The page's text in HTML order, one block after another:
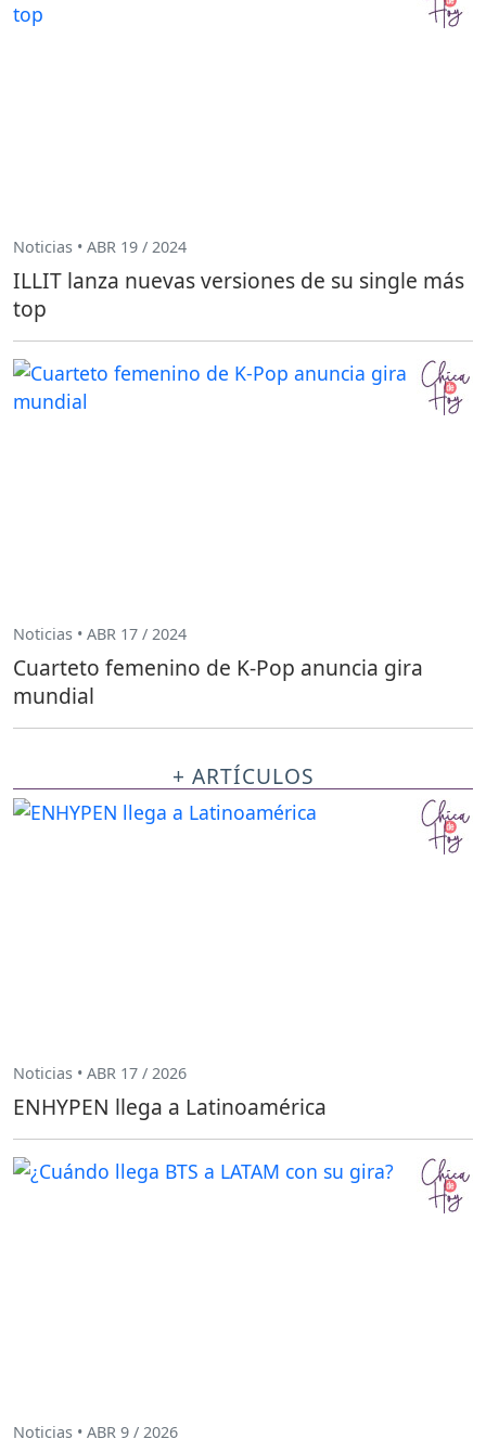
Noticias • ABR 19 / 2024
ILLIT lanza nuevas versiones de su single más
top
Noticias • ABR 17 / 2024
Cuarteto femenino de K-Pop anuncia gira
mundial
+ ARTÍCULOS
Noticias • ABR 17 / 2026
ENHYPEN llega a Latinoamérica
Noticias • ABR 9 / 2026